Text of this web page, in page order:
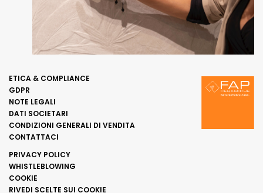
ETICA & COMPLIANCE
GDPR
NOTE LEGALI
DATI SOCIETARI
CONDIZIONI GENERALI DI VENDITA
CONTATTACI
PRIVACY POLICY
WHISTLEBLOWING
COOKIE
RIVEDI SCELTE SUI COOKIE